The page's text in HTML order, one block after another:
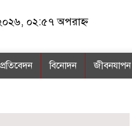
০২:৫৭ অপরাহ্ন
বিনোদন জীবনযাপন